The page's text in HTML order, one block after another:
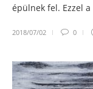
épülnek fel. Ezzel
2018/07/02 0